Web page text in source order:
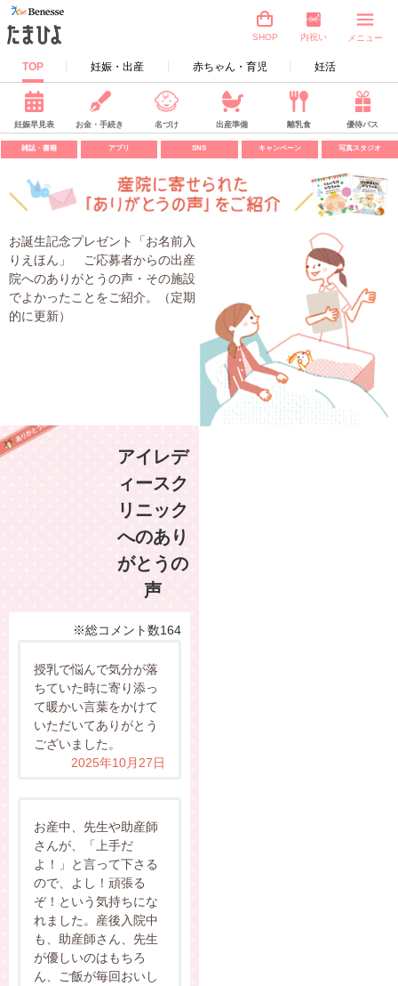
TOP 妊娠・出産 赤ちゃん・育児 妊活
SHOP 内祝い メニュー
妊娠早見表 お金・手続き 名づけ 出産準備 離乳食 優待パス
雑誌・書籍 アプリ SNS キャンペーン 写真スタジオ
お誕生記念プレゼント「お名前入
りえほん」 ご応募者からの出産
院へのありがとうの声・その施設
でよかったことをご紹介。（定期
的に更新）
アイレデ
ィースク
リニック
へのあり
がとうの
声
※総コメント数164
授乳で悩んで気分が落
ちていた時に寄り添っ
て暖かい言葉をかけて
いただいてありがとう
ございました。
2025年10月27日
お産中、先生や助産師
さんが、「上手だ
よ！」と言って下さる
ので、よし！頑張る
ぞ！という気持ちにな
れました。産後入院中
も、助産師さん、先生
が優しいのはもちろ
ん、ご飯が毎回おいし